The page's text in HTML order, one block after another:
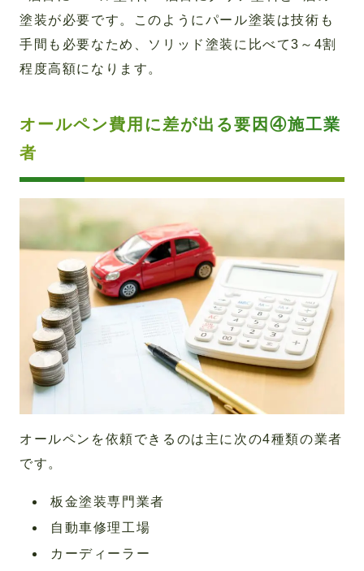
塗装が必要です。このようにパール塗装は技術も
手間も必要なため、ソリッド塗装に比べて3～4割
程度高額になります。
オールペン費用に差が出る要因④施工業
者
オールペンを依頼できるのは主に次の4種類の業者
です。
板金塗装専門業者
自動車修理工場
カーディーラー